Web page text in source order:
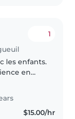
1
les enfants.
en
de
enfants$15.00/hr